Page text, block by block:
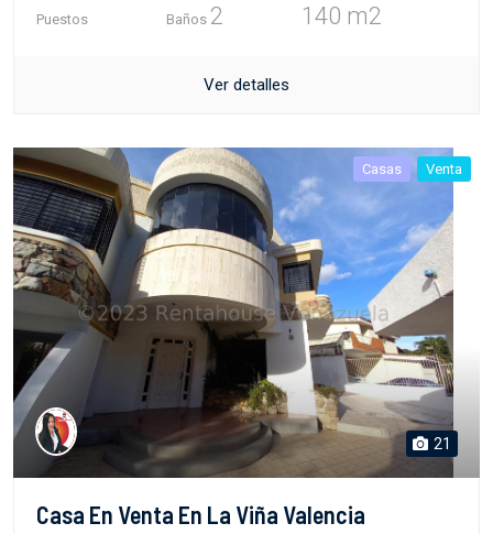
Puestos Baños 2 140 m2
Ver detalles
Casas Venta
21
Casa En Venta En La Viña Valencia